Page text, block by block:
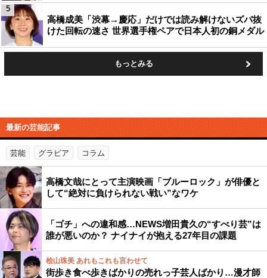
高橋成美「渋幕→慶応」だけでは読み解けないズバ抜
けた回転の速さ 世界選手権ペアで日本人初の銅メダル
5
もっとみる
最新の芸能記事
芸能 グラビア コラム
高橋文哉にとって主演映画「ブルーロック」が俳優と
して“絶対に負けられない戦い”なワケ
「ゴチ」への違和感…NEWS増田貴久の“すべり芸”は
誰が悪いのか？ ナイナイが抱える27年目の課題
桧山珠美 あれもこれも言わせて
街歩き食べ歩きばかりの売れっ子芸人ばかり…漫才師